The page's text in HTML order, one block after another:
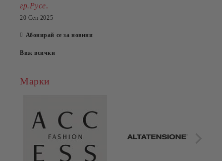
гр.Русе.
20 Сеп 2025
Абонирай се за новини
Виж всички
Марки